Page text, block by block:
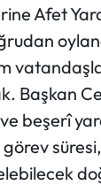
Afet
Başkan
beşerî